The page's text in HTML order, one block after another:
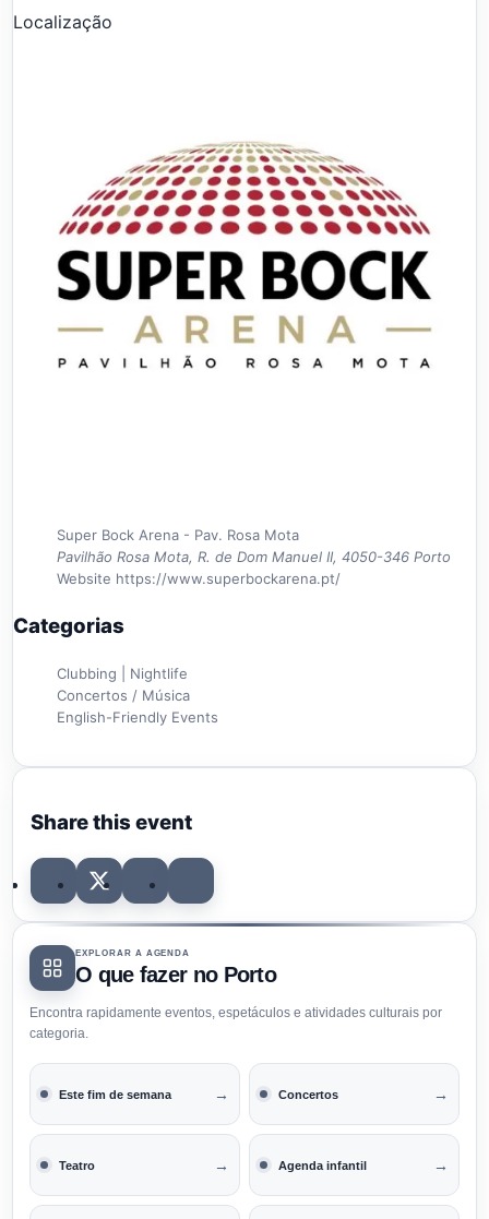
Localização
Super Bock Arena - Pav. Rosa Mota
Pavilhão Rosa Mota, R. de Dom Manuel II, 4050-346 Porto
Website https://www.superbockarena.pt/
Categorias
Clubbing | Nightlife
Concertos / Música
English-Friendly Events
Share this event
EXPLORAR A AGENDA
O que fazer no Porto
Encontra rapidamente eventos, espetáculos e atividades culturais por
categoria.
Este fim de semana → Concertos →
Teatro → Agenda infantil →